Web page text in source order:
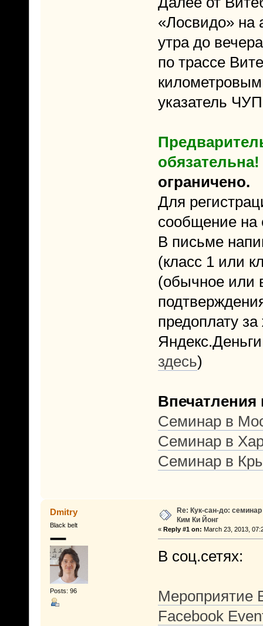
«Лосвидо» на
утра до
по трассе
указатель
обязательна!
ограничено.
Для
сообщение
В письме
(класс 1 или
(обычное или
предоплату
здесь)
Семинар в
Семинар в
Семинар в
Dmitry
Black belt
Posts: 96
Re: Кук-сан-до:
Ким Ки Йонг
« Reply #1 on: March 23, 2013,
В соц.сетях:
Мероприятие
Facebook